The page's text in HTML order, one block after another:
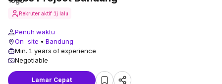
Rekruter aktif 1j lalu
Penuh waktu
On-site • Bandung
Min. 1 years of experience
Negotiable
Lamar Cepat